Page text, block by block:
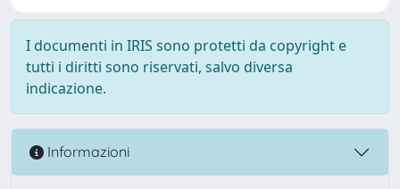
I documenti in IRIS sono protetti da copyright e
tutti i diritti sono riservati, salvo diversa
indicazione.
Informazioni